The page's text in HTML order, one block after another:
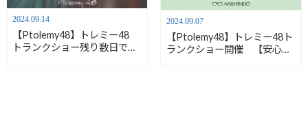
2024.09.14
【Ptolemy48】トレミー48
トランクショー残り数日で
2024.09.07
【Ptolemy48】トレミー48ト
ランクショー開催 【安心堂